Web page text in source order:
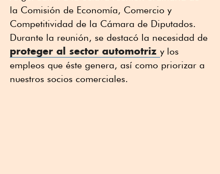
la Comisión de Economía, Comercio y
Competitividad de la Cámara de Diputados.
Durante la reunión, se destacó la necesidad de
proteger al sector automotriz y los
empleos que éste genera, así como priorizar a
nuestros socios comerciales.